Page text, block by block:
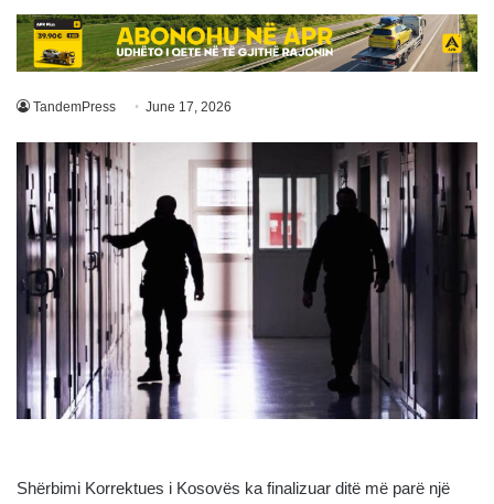
TandemPress June 17, 2026
Shërbimi Korrektues i Kosovës ka finalizuar ditë më parë një